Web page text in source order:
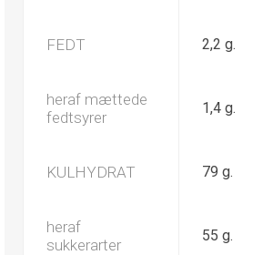
FEDT 2,2 g.
heraf mættede
fedtsyrer
1,4 g.
KULHYDRAT 79 g.
heraf
sukkerarter
55 g.